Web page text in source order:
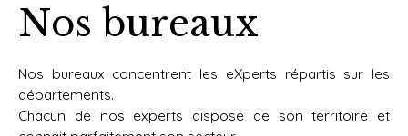
Nos bureaux
Nos bureaux concentrent les eXperts répartis sur les
départements.
Chacun de nos experts dispose de son territoire et